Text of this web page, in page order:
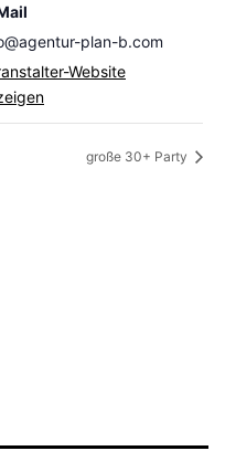
plan-b.com
Website
große 30+ Party